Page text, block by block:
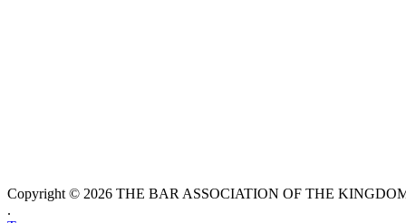
Copyright © 2026 THE BAR ASSOCIATION OF THE
.